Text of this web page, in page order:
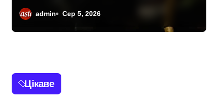
ділянку вартістю 10
млн грн, що була
під оренду
admin Сер 5, 2026
Цікаве